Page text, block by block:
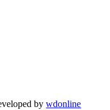
bywdonline